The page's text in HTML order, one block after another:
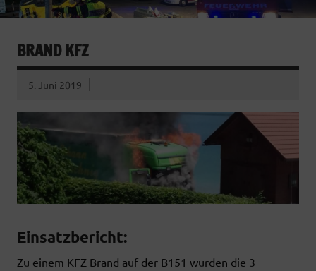
BRAND KFZ
5. Juni 2019
Einsatzbericht:
Zu einem KFZ Brand auf der B151 wurden die 3